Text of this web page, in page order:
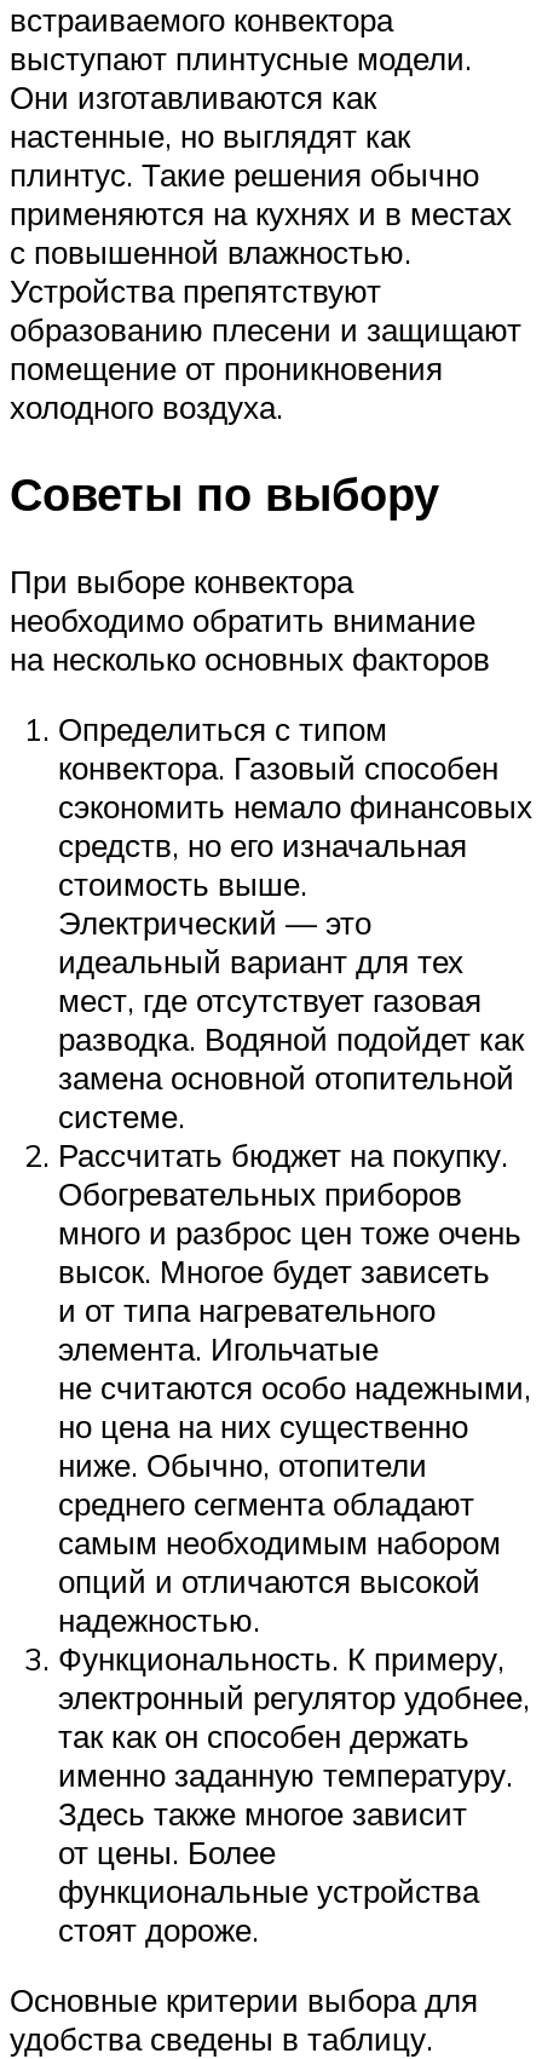
встраиваемого конвектора
выступают плинтусные модели.
Они изготавливаются как
настенные, но выглядят как
плинтус. Такие решения обычно
применяются на кухнях и в местах
с повышенной влажностью.
Устройства препятствуют
образованию плесени и защищают
помещение от проникновения
холодного воздуха.
Советы по выбору
При выборе конвектора
необходимо обратить внимание
на несколько основных факторов
Определиться с типом
конвектора. Газовый способен
сэкономить немало финансовых
средств, но его изначальная
стоимость выше.
Электрический — это
идеальный вариант для тех
мест, где отсутствует газовая
разводка. Водяной подойдет как
замена основной отопительной
системе.
Рассчитать бюджет на покупку.
Обогревательных приборов
много и разброс цен тоже очень
высок. Многое будет зависеть
и от типа нагревательного
элемента. Игольчатые
не считаются особо надежными,
но цена на них существенно
ниже. Обычно, отопители
среднего сегмента обладают
самым необходимым набором
опций и отличаются высокой
надежностью.
Функциональность. К примеру,
электронный регулятор удобнее,
так как он способен держать
именно заданную температуру.
Здесь также многое зависит
от цены. Более
функциональные устройства
стоят дороже.
Основные критерии выбора для
удобства сведены в таблицу.